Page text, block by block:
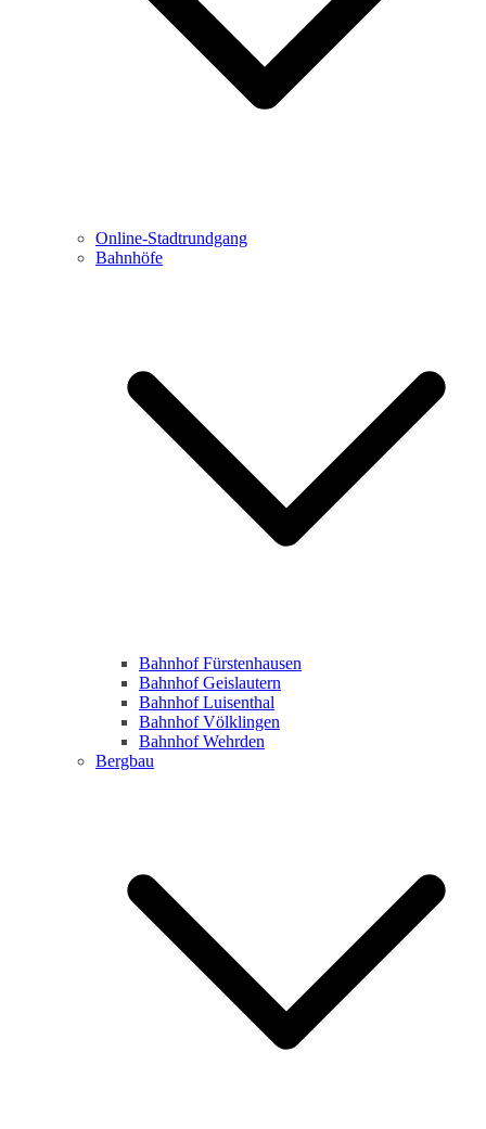
Online-Stadtrundgang
Bahnhöfe
Bahnhof Fürstenhausen
Bahnhof Geislautern
Bahnhof Luisenthal
Bahnhof Völklingen
Bahnhof Wehrden
Bergbau